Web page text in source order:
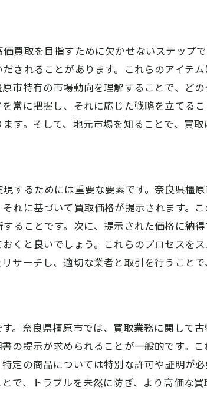
状態の良いアイテムを選ぶポイント
アイテムの価値を引き上げる手入れ方法
人気のあるデザインやブランドの選び方
買取業者が好むアイテムの特徴
交渉力を高めるためのヒント
迅速な手続きのためのポイント
買取業者との信頼関係の築き方
万が一のトラブルへの備え
口コミ情報を活用した業者選定
直接訪問で業者の様子を確認
オンラインでの評判チェック方法
特化型業者と総合型業者の違い
買取を目指すために欠かせないステップ
されることがあります。これらのアイテ
市特有の市場動向を理解することで、ど
常に把握し、それに応じた戦略を立てる
す。そして、地元市場を知ることで、買
するためには重要な要素です。奈良県橿
れに基づいて買取価格が提示されます。
ることです。次に、提示された価格に納
くと良いでしょう。これらのプロセスを
サーチし、適切な業者と取引を行うこと
。奈良県橿原市では、買取業務に関して
の提示が求められることが一般的です。
定の商品については特別な許可や証明が
で、トラブルを未然に防ぎ、より高価な